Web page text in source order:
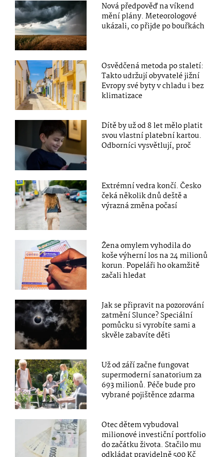
Nová předpověď na víkend
mění plány. Meteorologové
ukázali, co přijde po bouřkách
Osvědčená metoda po staletí:
Takto udržují obyvatelé jižní
Evropy své byty v chladu i bez
klimatizace
Dítě by už od 8 let mělo platit
svou vlastní platební kartou.
Odborníci vysvětlují, proč
Extrémní vedra končí. Česko
čeká několik dnů deště a
výrazná změna počasí
Žena omylem vyhodila do
koše výherní los na 24 milionů
korun. Popeláři ho okamžitě
začali hledat
Jak se připravit na pozorování
zatmění Slunce? Speciální
pomůcku si vyrobíte sami a
skvěle zabavíte děti
Už od září začne fungovat
supermoderní sanatorium za
693 milionů. Péče bude pro
vybrané pojištěnce zdarma
Otec dětem vybudoval
milionové investiční portfolio
do začátku života. Stačilo mu